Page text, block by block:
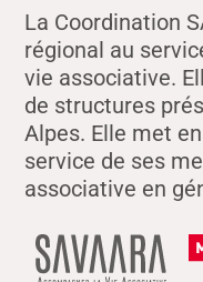
La Coordination
régional au
vie associative.
de structures
Alpes. Elle met
service de ses
associative en